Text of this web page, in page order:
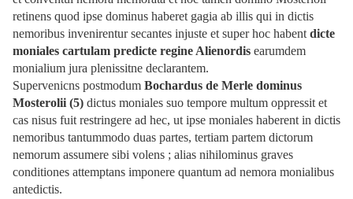
retinens quod ipse dominus haberet gagia ab illis qui in dictis
nemoribus invenirentur secantes injuste et super hoc habent dicte
moniales cartulam predicte regine Alienordis earumdem
monialium jura plenissitne declarantem.
Supervenicns postmodum Bochardus de Merle dominus
Mosterolii (5) dictus moniales suo tempore multum oppressit et
cas nisus fuit restringere ad hec, ut ipse moniales haberent in dictis
nemoribus tantummodo duas partes, tertiam partem dictorum
nemorum assumere sibi volens ; alias nihilominus graves
conditiones attemptans imponere quantum ad nemora monialibus
antedictis.